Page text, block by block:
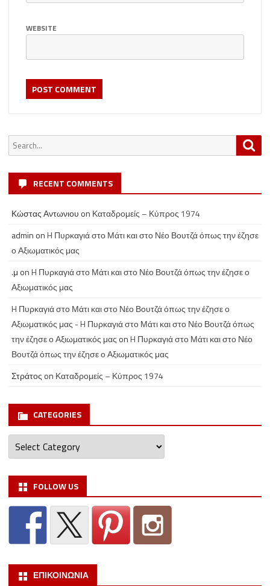
WEBSITE
Search
for:
RECENT COMMENTS
Κώστας Αντωνιου on Καταδρομείς – Κύπρος 1974
admin onH Πυρκαγιά στο Μάτι και στο Νέο Βουτζά όπως την έζησε
ο Αξιωματικός μας
.μ onH Πυρκαγιά στο Μάτι και στο Νέο Βουτζά όπως την έζησε ο
Αξιωματικός μας
H Πυρκαγιά στο Μάτι και στο Νέο Βουτζά όπως την έζησε ο
Αξιωματικός μας - H Πυρκαγιά στο Μάτι και στο Νέο Βουτζά όπως
την έζησε ο Αξιωματικός μαςonH Πυρκαγιά στο Μάτι και στο Νέο
Βουτζά όπως την έζησε ο Αξιωματικός μας
Στράτοςon Καταδρομείς – Κύπρος 1974
CATEGORIES
Categories
FOLLOW US
ΕΠΙΚΟΙΝΩΝΙΑ